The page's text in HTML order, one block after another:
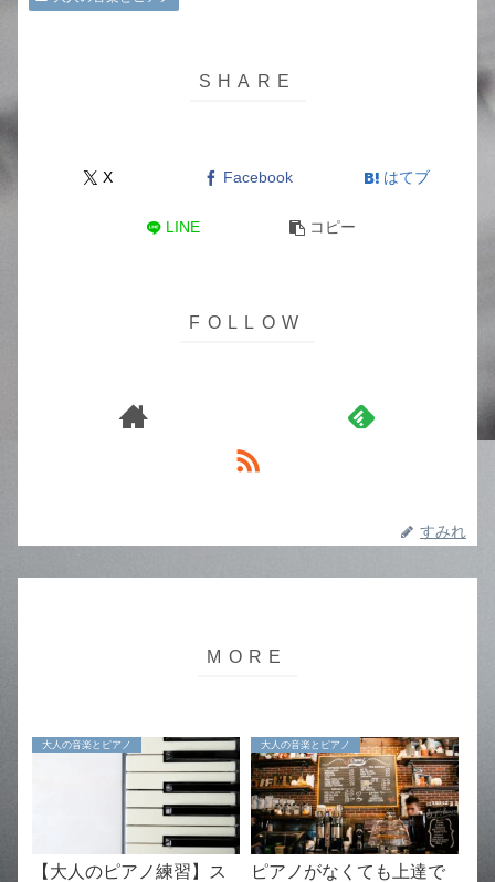
X Facebook はてブ
LINE コピー
すみれ
大人の音楽とピアノ
【大人のピアノ練習】ス
大人の音楽とピアノ
ピアノがなくても上達で